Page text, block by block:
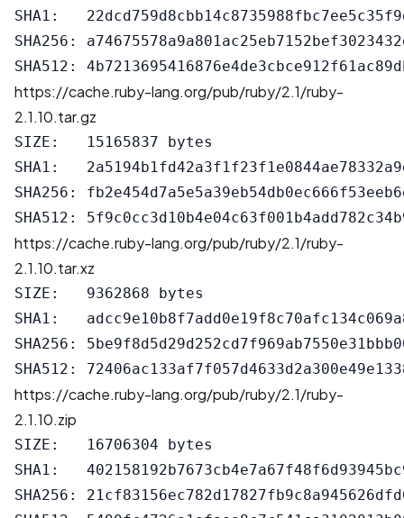
SHA1:
SHA256:
https://cache.ruby-lang.org/pub/ruby/2.1/ruby-
2.1.10.tar.gz
SIZE:   15165837 bytes
SHA1:
SHA256:
https://cache.ruby-lang.org/pub/ruby/2.1/ruby-
2.1.10.tar.xz
SIZE:   9362868 bytes
SHA1:
SHA256:
https://cache.ruby-lang.org/pub/ruby/2.1/ruby-
2.1.10.zip
SIZE:   16706304 bytes
SHA1:
SHA256: